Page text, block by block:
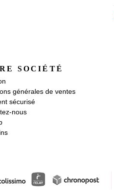
SOCIÉTÉ
générales de ventes
sécurisé
nous